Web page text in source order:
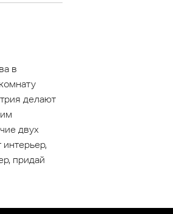
в
делают
двух
придай